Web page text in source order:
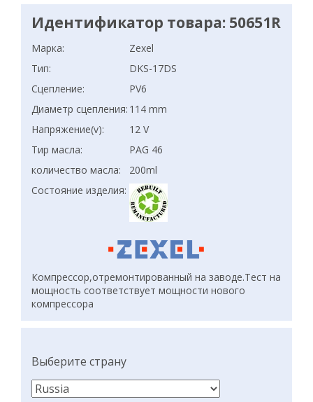
Идентификатор товара: 50651R
Марка:
Zexel
Тип:
DKS-17DS
Сцепление:
PV6
Диаметр сцепления: 114 mm
Напряжение(v):
12 V
Тир масла:
PAG 46
количество масла:
200ml
Состояние изделия:
Компрессор,отремонтированный на заводе.Тест на
мощность соответствует мощности нового
компрессора
Выберите страну